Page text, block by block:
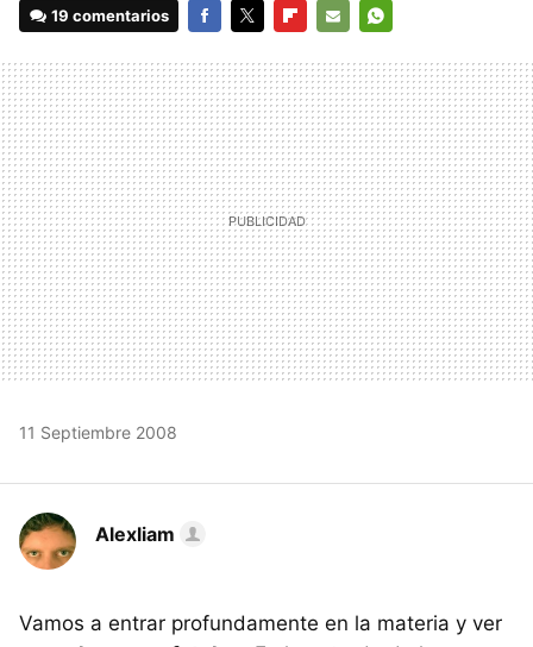
19 comentarios
MAIL
11 Septiembre 2008
Alexliam
Vamos a entrar profundamente en la materia y ver